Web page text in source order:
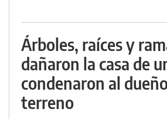
Árboles, raíces y
dañaron la casa de
condenaron al
terreno